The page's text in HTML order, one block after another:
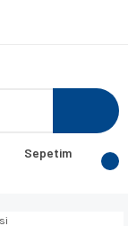
Sepetim